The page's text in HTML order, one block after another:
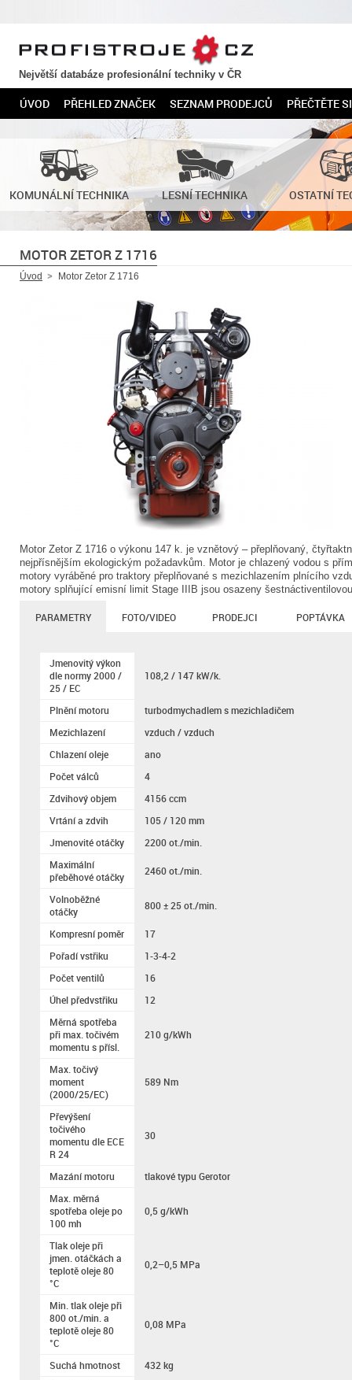
PROFISTROJE.CZ
Největší databáze profesionální techniky v ČR
ÚVOD PŘEHLED ZNAČEK SEZNAM PRODEJCŮ PŘEČTĚTE SI
KOMUNÁLNÍ TECHNIKA LESNÍ TECHNIKA OSTATNÍ
MOTOR ZETOR Z 1716
Úvod Motor Zetor Z 1716
Motor Zetor Z 1716 o výkonu 147 k. je vznětový – přeplňovaný,
nejpřísnějším ekologickým požadavkům. Motor je chlazený vodou s
motory vyráběné pro traktory přeplňované s mezichlazením plnícího
motory splňující emisní limit Stage IIIB jsou osazeny
PARAMETRY FOTO/VIDEO PRODEJCI POPTÁVKA
Jmenovitý výkon
dle normy 2000 /
25 / EC
108,2 / 147 kW/k.
Plnění motoru
turbodmychadlem s mezichladičem
Mezichlazení
vzduch / vzduch
Chlazení oleje
ano
Počet válců
4
Zdvihový objem
4156 ccm
Vrtání a zdvih
105 / 120 mm
Jmenovité otáčky
2200 ot./min.
Maximální
přeběhové otáčky
2460 ot./min.
Volnoběžné
otáčky
800 ± 25 ot./min.
Kompresní poměr
17
Pořadí vstřiku
1-3-4-2
Počet ventilů
16
Úhel předvstřiku
12
Měrná spotřeba
při max. točivém
momentu s přísl.
210 g/kWh
Max. točivý
moment
(2000/25/EC)
589 Nm
Převýšení
točivého
momentu dle ECE
R 24
30
Mazání motoru
tlakové typu Gerotor
Max. měrná
spotřeba oleje po
100 mh
0,5 g/kWh
Tlak oleje při
jmen. otáčkách a
teplotě oleje 80
°C
0,2–0,5 MPa
Min. tlak oleje při
800 ot./min. a
teplotě oleje 80
°C
0,08 MPa
Suchá hmotnost
432 kg